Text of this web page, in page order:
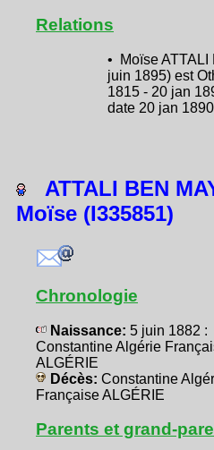
Relations
• Moïse
juin 1895) est
1815 - 20 jan
date 20 jan
ATTALI BEN
Moïse (I335851)
Chronologie
Naissance: 5 juin 1882 :
Constantine Algérie
ALGÉRIE
Décès: Constantine
Française ALGÉRIE
Parents et grand-